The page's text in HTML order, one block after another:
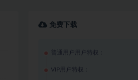
免费下载
普通用户用户特权：
VIP用户特权：